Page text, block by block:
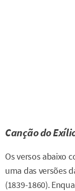
Canção do
Os versos abaixo
uma das versões
(1839-1860).